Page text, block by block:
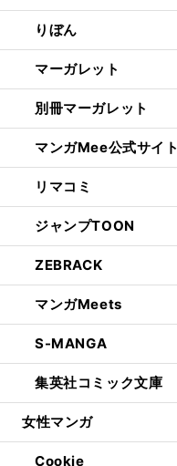
りぼん
マーガレット
別冊マーガレット
マンガMee公式サイト
リマコミ
ジャンプTOON
ZEBRACK
マンガMeets
S-MANGA
集英社コミック文庫
女性マンガ
Cookie